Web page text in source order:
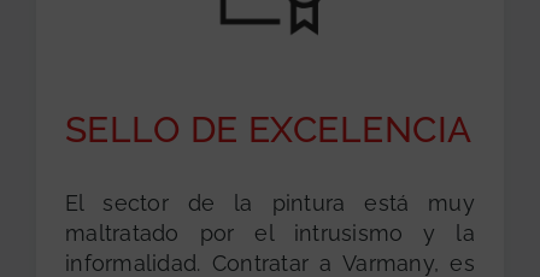
SELLO DE EXCELENCIA
El sector de la pintura está muy
maltratado por el intrusismo y la
informalidad. Contratar a Varmany, es